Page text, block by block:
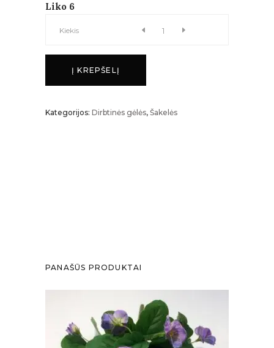
Liko 6
HORTENZIJA
Kiekis
Į KREPŠELĮ
Kategorijos: Dirbtinės gėlės, Šakelės
PANAŠŪS PRODUKTAI